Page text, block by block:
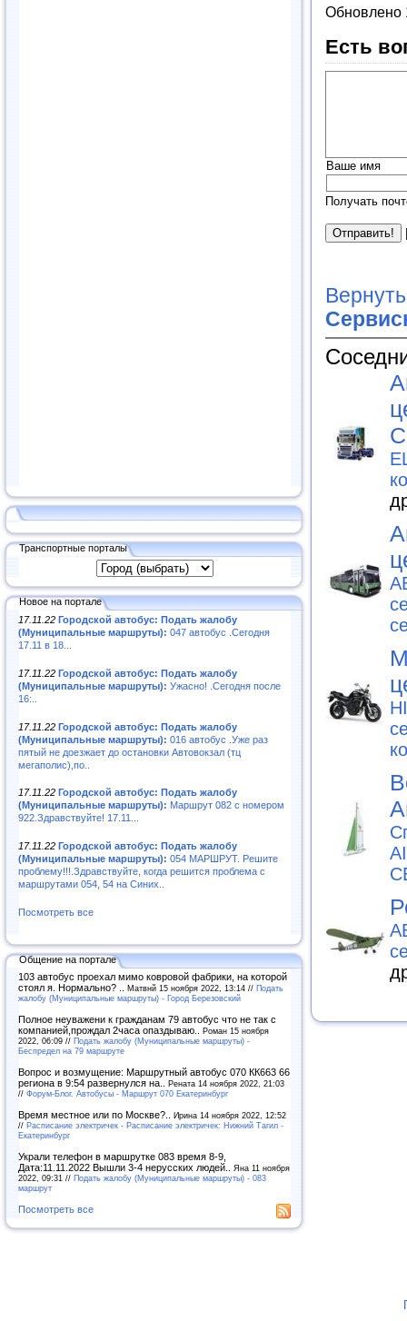
Транспортные порталы
Новое на портале
17.11.22 Городской автобус: Подать жалобу
(Муниципальные маршруты): 047 автобус .Сегодня
17.11 в 18...
17.11.22 Городской автобус: Подать жалобу
(Муниципальные маршруты): Ужасно! .Сегодня после
16:..
17.11.22 Городской автобус: Подать жалобу
(Муниципальные маршруты): 016 автобус .Уже раз
пятый не доезжает до остановки Автовокзал (тц
мегаполис),по..
17.11.22 Городской автобус: Подать жалобу
(Муниципальные маршруты): Маршрут 082 с номером
922.Здравствуйте! 17.11...
17.11.22 Городской автобус: Подать жалобу
(Муниципальные маршруты): 054 МАРШРУТ. Решите
проблему!!!.Здравствуйте, когда решится проблема с
маршрутами 054, 54 на Синих..
Посмотреть все
Общение на портале
103 автобус проехал мимо ковровой фабрики, на которой
стоял я. Нормально? .. Матвнй 15 ноября 2022, 13:14 // Подать
жалобу (Муниципальные маршруты) - Город Березовский
Полное неуважени к гражданам 79 автобус что не так с
компанией,прождал 2часа опаздываю.. Роман 15 ноября
2022, 06:09 // Подать жалобу (Муниципальные маршруты) -
Беспредел на 79 маршруте
Вопрос и возмущение: Маршрутный автобус 070 КК663 66
региона в 9:54 развернулся на.. Рената 14 ноября 2022, 21:03
// Форум-Блог. Автобусы - Маршрут 070 Екатеринбург
Время местное или по Москве?.. Ирина 14 ноября 2022, 12:52
// Расписание электричек - Расписание электричек: Нижний Тагил -
Екатеринбург
Украли телефон в маршрутке 083 время 8-9,
Дата:11.11.2022 Вышли 3-4 нерусских людей.. Яна 11 ноября
2022, 09:31 // Подать жалобу (Муниципальные маршруты) - 083
маршрут
Посмотреть все
Обновлено
Есть
Ваше имя
Получать